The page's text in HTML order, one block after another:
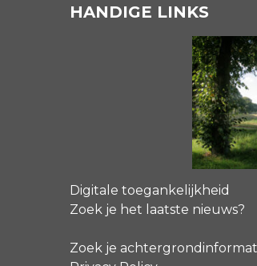
HANDIGE LINKS
Digitale toegankelijkheid
Zoek je het laatste nieuws?
Zoek je